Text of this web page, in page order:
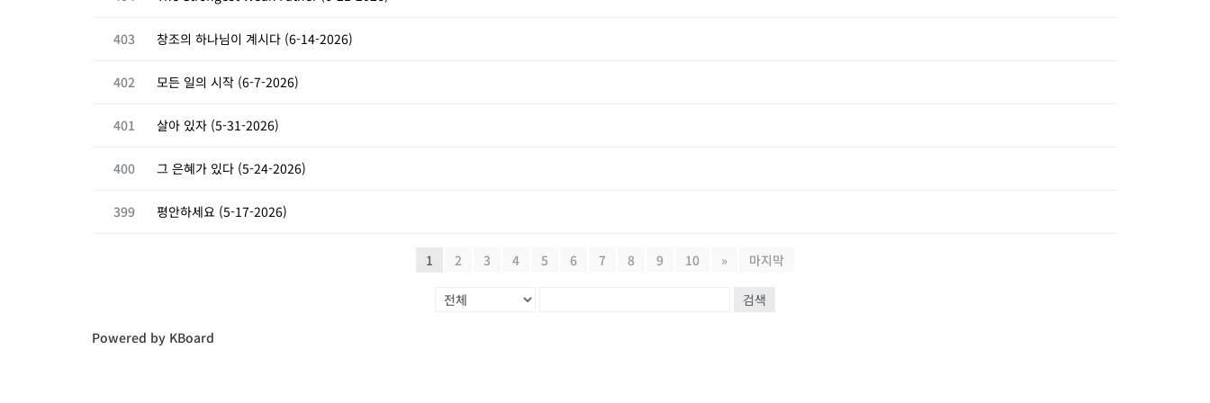
403 창조의 하나님이 계시다 (6-14-2026)
402 모든 일의 시작 (6-7-2026)
401 살아 있자 (5-31-2026)
400 그 은혜가 있다 (5-24-2026)
399 평안하세요 (5-17-2026)
1 2 3 4 5 6 7 8 9 10 » 마지막
검색
Powered by KBoard